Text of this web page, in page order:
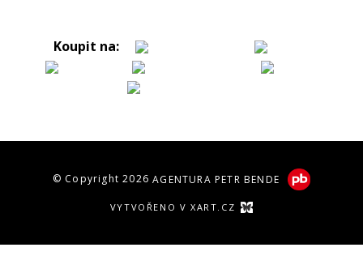
Koupit na:
© Copyright 2026AGENTURA PETR BENDE
VYTVOŘENO V XART.CZ